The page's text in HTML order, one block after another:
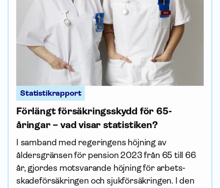
Statistikrapport
Förlängt försäkringsskydd för 65-
åringar – vad visar statistiken?
I samband med regeringens höjning av
åldersgränsen för pension 2023 från 65 till 66
år, gjordes motsvarande höjning för arbets­
skade­försäkringen och sjuk­försäkringen. I den